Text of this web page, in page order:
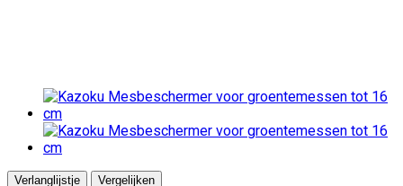
Verlanglijstje Vergelijken